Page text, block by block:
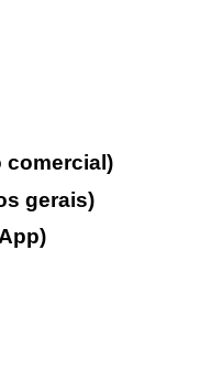
comercial)
gerais)